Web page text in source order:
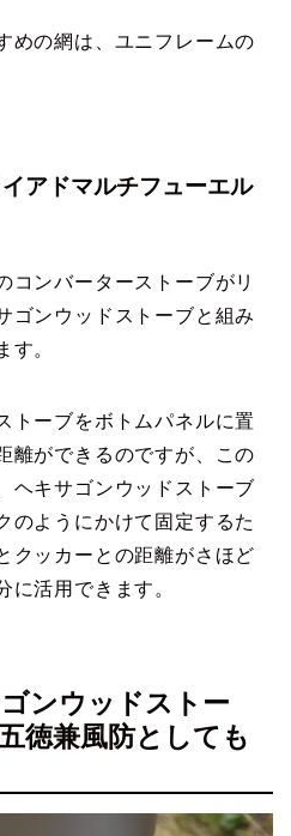
めの網は、ユニフレームの
アドマルチフューエル
コンバーターストーブがリ
ゴンウッドストーブと組み
す。
トーブをボトムパネルに置
離ができるのですが、この
ヘキサゴンウッドストーブ
のようにかけて固定するた
クッカーとの距離がさほど
に活用できます。
ンウッドストー
徳兼風防としても